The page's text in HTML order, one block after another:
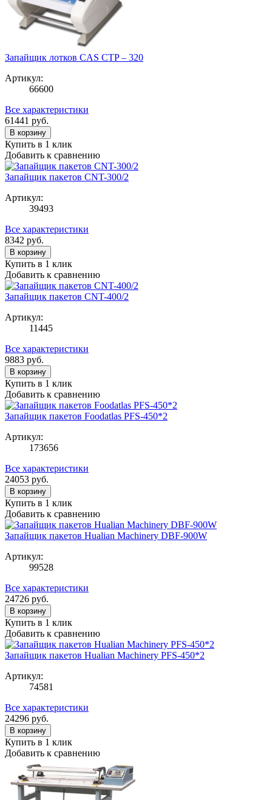
Запайщик лотков CAS CTP – 320
Артикул:
66600
Все характеристики
61441 руб.
В корзину
Купить в 1 клик
Добавить к сравнению
Запайщик пакетов CNT-300/2
Артикул:
39493
Все характеристики
8342 руб.
В корзину
Купить в 1 клик
Добавить к сравнению
Запайщик пакетов CNT-400/2
Артикул:
11445
Все характеристики
9883 руб.
В корзину
Купить в 1 клик
Добавить к сравнению
Запайщик пакетов Foodatlas PFS-450*2
Артикул:
173656
Все характеристики
24053 руб.
В корзину
Купить в 1 клик
Добавить к сравнению
Запайщик пакетов Hualian Machinery DBF-900W
Артикул:
99528
Все характеристики
24726 руб.
В корзину
Купить в 1 клик
Добавить к сравнению
Запайщик пакетов Hualian Machinery PFS-450*2
Артикул:
74581
Все характеристики
24296 руб.
В корзину
Купить в 1 клик
Добавить к сравнению